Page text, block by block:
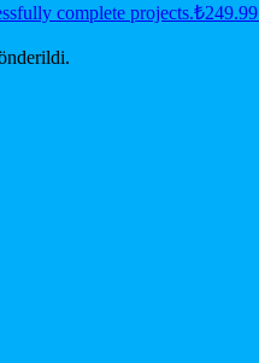
complete projects.₺249.99